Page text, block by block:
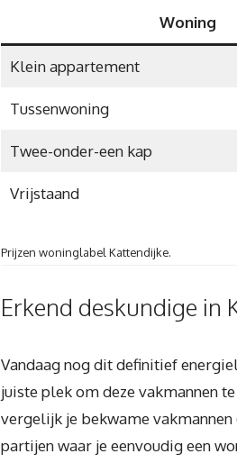
Woning
Klein appartement
Tussenwoning
Twee-onder-een kap
Vrijstaand
Prijzen woninglabel Kattendijke.
Erkend deskundige in
Vandaag nog dit definitief
juiste plek om deze vakmannen
vergelijk je bekwame
partijen waar je eenvoudig een